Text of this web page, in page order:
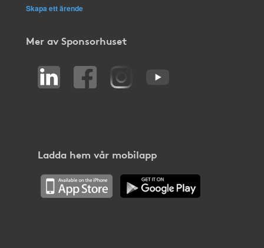
Skapa ett ärende
Mer av Sponsorhuset
Ladda hem vår mobilapp